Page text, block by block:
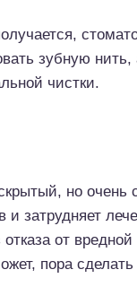
зубную нить,
чистки.
но
и затрудняет
от
пора